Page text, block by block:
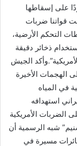
على إسقاطها
قواتنا ضربات
التحكم الأرضية،
ذخائر دقيقة
الجيش
الهجمات الأخيرة
في المياه
استهدافه
الضربات الأمريكية
شبه الرسمية أن
مسيرة في